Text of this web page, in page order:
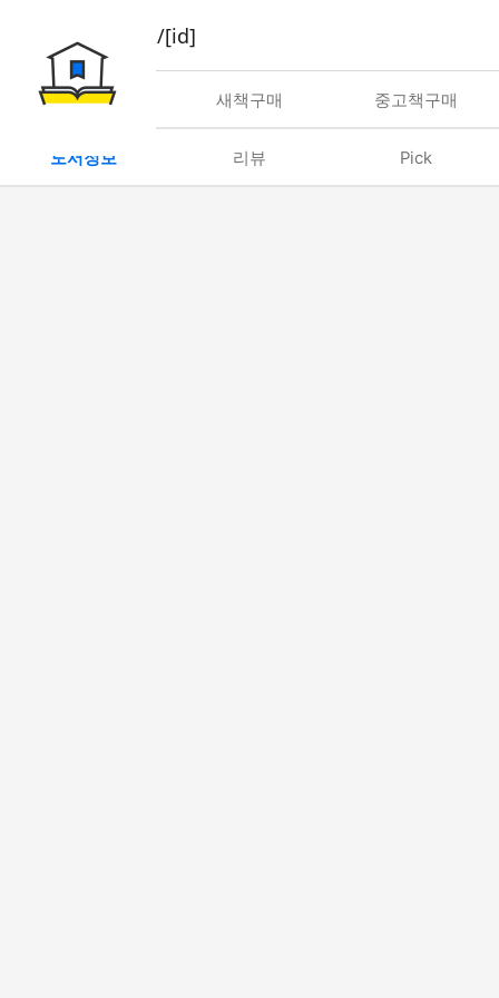
book/rent/[id]
대여 새책구매 중고책구매
도서정보 리뷰 Pick